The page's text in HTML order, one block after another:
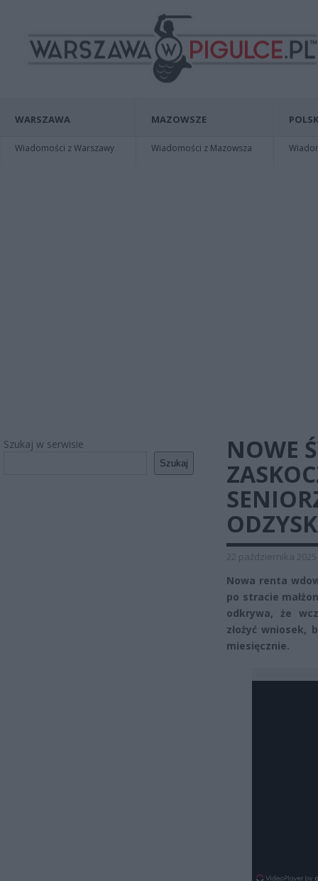
WARSZAWA
Wiadomości z Warszawy
MAZOWSZE
Wiadomości z Mazowsza
Szukaj w serwisie
Szukaj
NOWE
22 października 2025
Nowa renta
po stracie
odkrywa, że
złożyć wniosek,
miesięcznie.